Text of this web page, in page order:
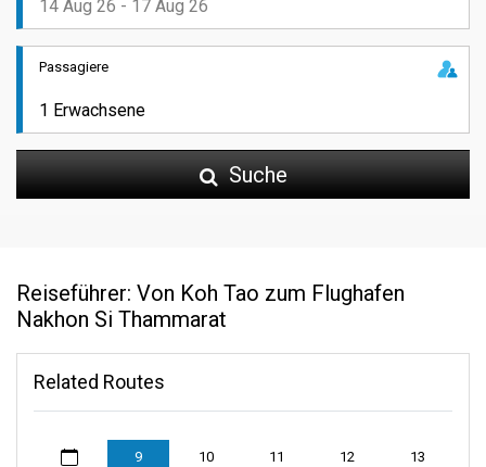
Passagiere
Suche
Reiseführer: Von Koh Tao zum Flughafen
Nakhon Si Thammarat
Related Routes
9
10
11
12
13